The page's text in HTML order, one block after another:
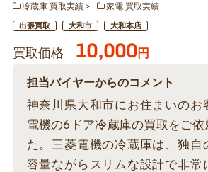
冷蔵庫 買取実績
家電 買取実績
出張買取 大和市 大和本店
買取価格 10,000円
担当バイヤーからのコメント
神奈川県大和市にお住まいのお
電機の6ドア冷蔵庫の買取をご依
た。三菱電機の冷蔵庫は、独自
容量ながらスリムな設計で非常